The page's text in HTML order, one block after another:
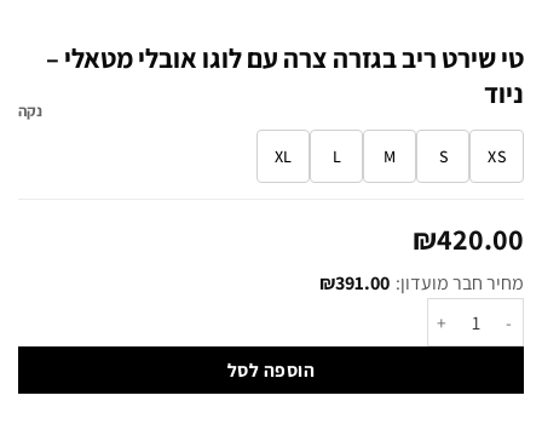
טי שירט ריב בגזרה צרה עם לוגו אובלי מטאלי –
ניוד
XS
S
M
L
XL
נקה
₪420.00
מחיר חבר מועדון: ₪391.00
הוספה לסל